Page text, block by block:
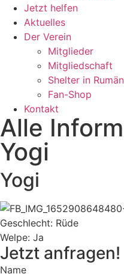
Jetzt helfen
Aktuelles
Der Verein
Mitglieder
Mitgliedschaft
Shelter in
Fan-Shop
Kontakt
Alle
Yogi
Yogi
Geschlecht: Rüde
Welpe: Ja
Jetzt anfragen!
Name